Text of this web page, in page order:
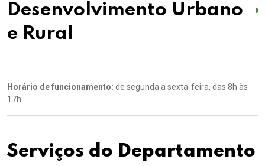
Desenvolvimento Urbano
e Rural
Horário de funcionamento: de segunda a sexta-feira, das 8h às
17h.
Serviços do Departamento